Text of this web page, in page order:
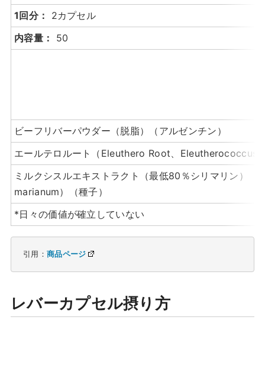
1回分：
2カプセル
内容量：
50
ビーフリバーパウダー（脱脂）（アルゼンチン）
エールテロルート（Eleuthero Root、Eleutherococcus
ミルクシスルエキストラクト（最低80％シリマリン）（
marianum）（種子）
*日々の価値が確立していない
引用： 商品ページ
レバーカプセル摂り方